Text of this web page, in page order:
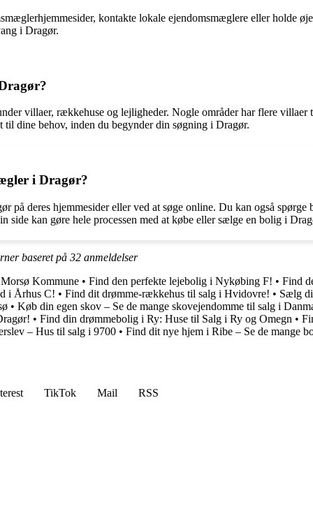
kontakte lokale ejendomsmæglere eller holde
i Dragør.
villaer, rækkehuse og lejligheder. Nogle områder har flere
dine behov, inden du begynder din søgning i Dragør.
i Dragør?
deres hjemmesider eller ved at søge online. Du kan også spørge
kan gøre hele processen med at købe eller sælge en bolig i
baseret på 32 anmeldelser
Kommune • Find den perfekte lejebolig i Nykøbing F! • Find
i Århus C! • Find dit drømme-rækkehus til salg i Hvidovre! • Sælg
• Køb din egen skov – Se de mange skovejendomme til salg i
• Find din drømmebolig i Ry: Huse til Salg i Ry og Omegn •
– Hus til salg i 9700 • Find dit nye hjem i Ribe – Se de mange
TikTok Mail RSS